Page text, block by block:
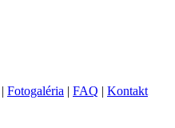
| Fotogaléria | FAQ | Kontakt